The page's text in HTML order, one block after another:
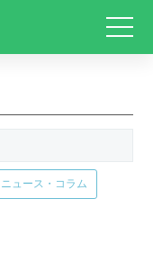
ニュース・コラム